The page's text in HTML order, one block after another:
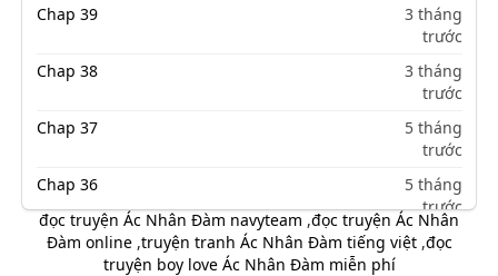
Chap 39
3 tháng
trước
Chap 38
3 tháng
trước
Chap 37
5 tháng
trước
Chap 36
5 tháng
trước
Chap 35
5 tháng
đọc truyện Ác Nhân Đàm navyteam ,đọc truyện Ác Nhân
Đàm online,truyện tranh Ác Nhân Đàm tiếng việt,đọc
truyện boy love Ác Nhân Đàm miễn phí